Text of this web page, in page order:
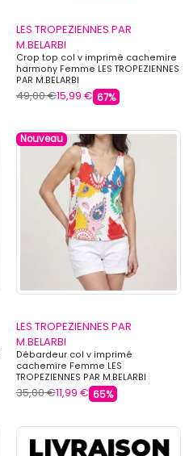
LES TROPEZIENNES PAR
M.BELARBI
Crop top col v imprimé cachemire
harmony Femme LES TROPEZIENNES
PAR M.BELARBI
49,00 €15,99 € 67%
Nouveau
LES TROPEZIENNES PAR
M.BELARBI
Débardeur col v imprimé
cachemire Femme LES
TROPEZIENNES PAR M.BELARBI
35,00 €11,99 € 65%